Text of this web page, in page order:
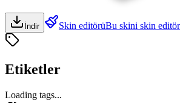
İndir Skin editörüBu skini skin
Etiketler
Loading tags...